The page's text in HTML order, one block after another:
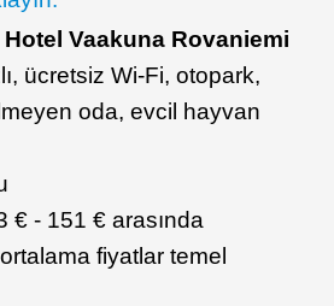
Vaakuna Rovaniemi
ücretsiz Wi-Fi, otopark,
oda, evcil hayvan
€ - 151 € arasında
fiyatlar temel